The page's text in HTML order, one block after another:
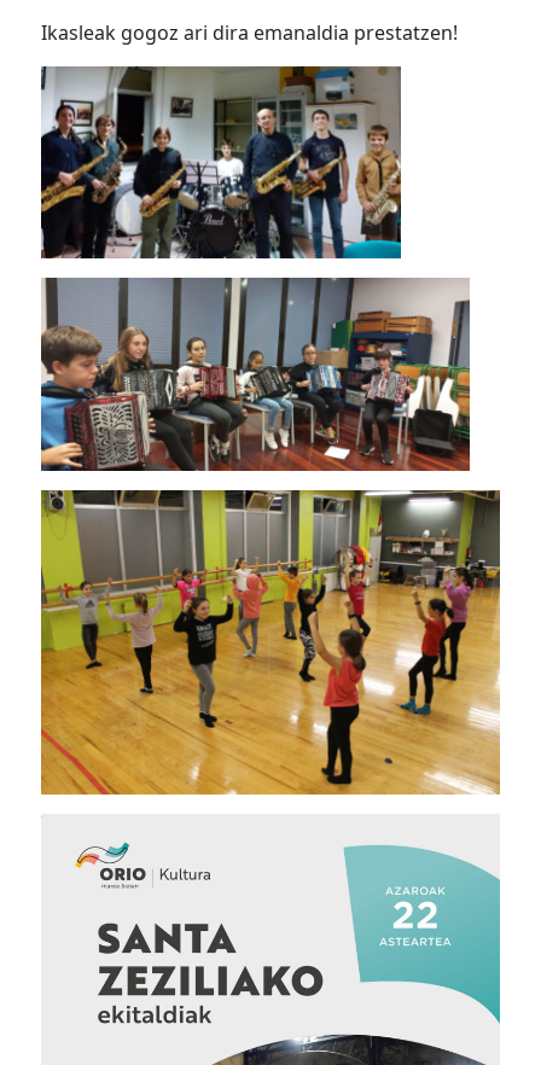
Ikasleak gogoz ari dira emanaldia prestatzen!